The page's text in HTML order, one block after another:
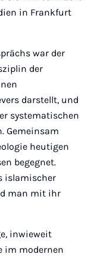
in Frankfurt
war der
der
darstellt, und
systematischen
Gemeinsam
heutigen
begegnet.
islamischer
man mit ihr
inwieweit
im modernen